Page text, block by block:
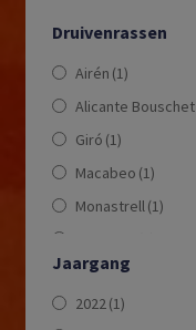
Druivenrassen
Airén (1)
Alicante Bouschet
Giró (1)
Macabeo (1)
Monastrell(1)
Syrah(1)
Jaargang
2022(1)